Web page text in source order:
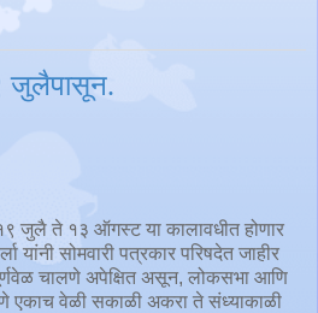
जुलैपासून.
जुलै ते १३ ऑगस्ट या कालावधीत होणार
यांनी सोमवारी पत्रकार परिषदेत जाहीर
चालणे अपेक्षित असून, लोकसभा आणि
एकाच वेळी सकाळी अकरा ते संध्याकाळी